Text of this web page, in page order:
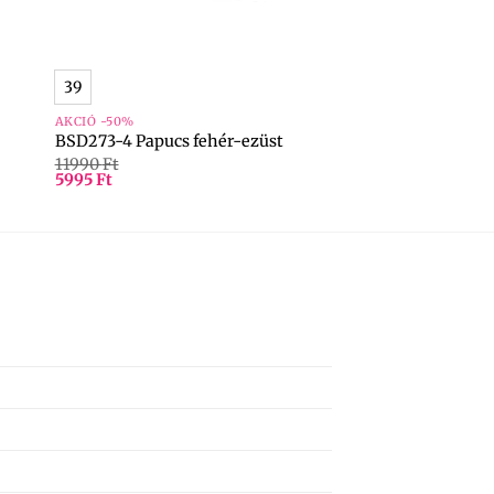
39
AKCIÓ -50%
BSD273-4 Papucs fehér-ezüst
11990Ft
5995Ft